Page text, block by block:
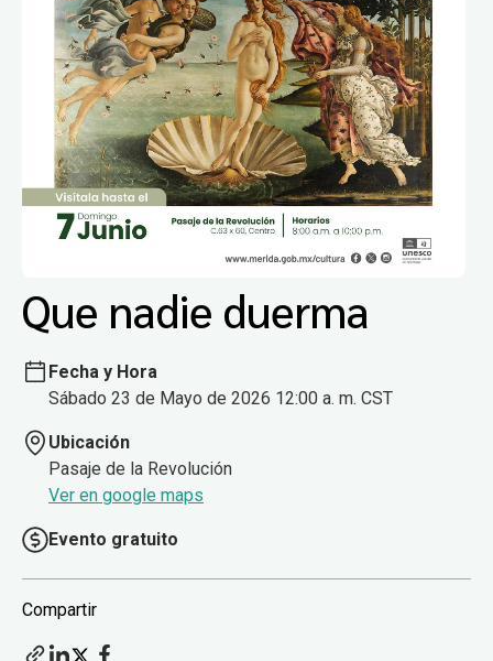
Que nadie duerma
Fecha y Hora
Sábado 23 de Mayo de 2026 12:00 a. m. CST
Ubicación
Pasaje de la Revolución
Ver en google maps
Evento gratuito
Compartir